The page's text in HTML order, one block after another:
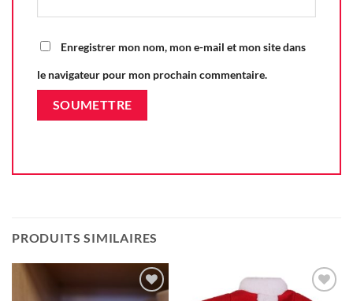
Enregistrer mon nom, mon e-mail et mon site dans
le navigateur pour mon prochain commentaire.
PRODUITS SIMILAIRES